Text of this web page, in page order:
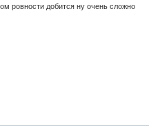
ровности добится ну очень сложно